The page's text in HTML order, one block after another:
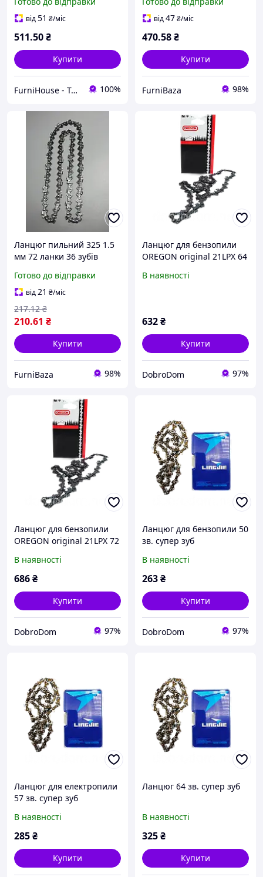
універсальний для
твердих порід дерева
від51 ₴/міс
511.50₴
Купити
FurniHouse - Товари для дому та саду 100%
твердих порід дерева,
заготівлі дров та
від47₴/міс
470.58₴
Купити
FurniBaza 98%
Ланцюг пильний 325 1.5
мм 72 ланки 36 зубів
для розпилювання дров
та обрізки дерев
Готово до відправки
від21 ₴/міс
210.61 ₴
217.12 ₴
Купити
FurniBaza 98%
Ланцюг для бензопили
OREGON original 21LPX 64
супер зуб
В наявності
632₴
Купити
DobroDom 97%
Ланцюг для бензопили
OREGON original 21LPX 72
супер зуб
В наявності
686₴
Купити
DobroDom 97%
Ланцюг для бензопили 50
зв. супер зуб
В наявності
263₴
Купити
DobroDom 97%
Ланцюг для електропили
57 зв. супер зуб
В наявності
285₴
Купити
Ланцюг 64 зв. супер зуб
В наявності
325₴
Купити